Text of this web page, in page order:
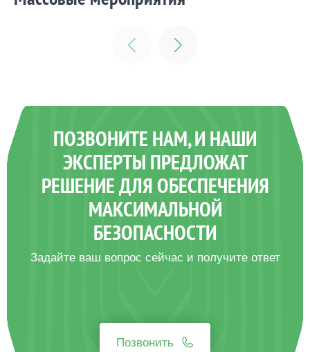
фудкорты, рестораны, детские игровые
спокойствие персонала и посетителей ТЦ
Заказать
ПОЗВОНИТЕ НАМ, И НАШИ
ЭКСПЕРТЫ ПРЕДЛОЖАТ
РЕШЕНИЕ ДЛЯ ОБЕСПЕЧЕНИЯ
МАКСИМАЛЬНОЙ
БЕЗОПАСНОСТИ
Задайте ваш вопрос сейчас и получите ответ
Позвонить